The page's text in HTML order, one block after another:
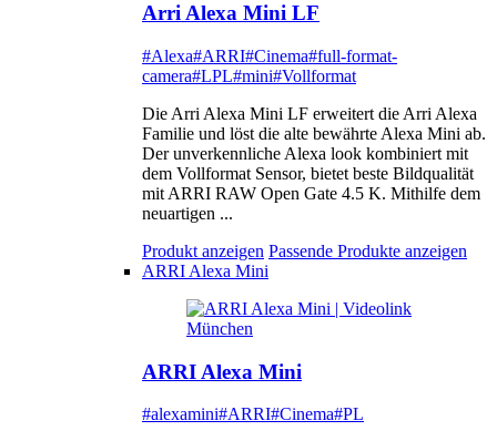
Arri Alexa Mini LF
#Alexa#ARRI#Cinema#full-format-
camera#LPL#mini#Vollformat
Die Arri Alexa Mini LF erweitert die Arri Alexa
Familie und löst die alte bewährte Alexa Mini ab.
Der unverkennliche Alexa look kombiniert mit
dem Vollformat Sensor, bietet beste Bildqualität
mit ARRI RAW Open Gate 4.5 K. Mithilfe dem
neuartigen ...
Produkt anzeigen Passende Produkte anzeigen
ARRI Alexa Mini
ARRI Alexa Mini
#alexamini#ARRI#Cinema#PL